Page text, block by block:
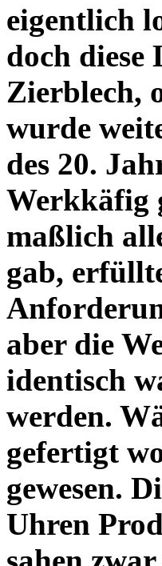
eigentlich
doch diese
Zierblech,
wurde
des 20.
Werkkäfig
maßlich
gab,
aber die
identisch
werden.
gefertigt
gewesen.
Uhren